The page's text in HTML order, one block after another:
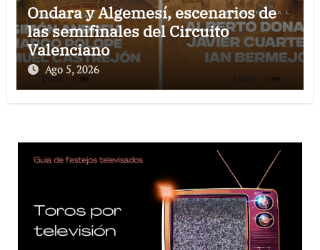
Ondara y Algemesí, escenarios de
las semifinales del Circuito
Valenciano
Ago 5, 2026